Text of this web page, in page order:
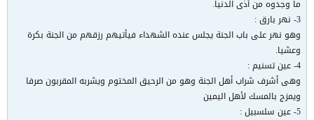
ما وجدوه من أذى الدنيا.
3- نهر بارق :
وهو نهر على باب الجنة يجلس عنده الشهداء فيأتيهم رزقهم من الجنة بكرة
وعشيا.
4- عين تسنيم :
وهى أشرف شراب أهل الجنة وهو من الرحيق المختوم ويشربه المقربون صرفا
ويمزج بالمسك لأهل اليمين
5- عين سلسبيل :